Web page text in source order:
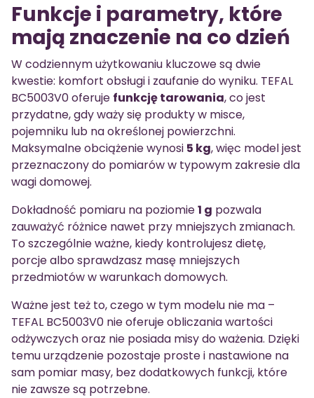
Funkcje i parametry, które
mają znaczenie na co dzień
W codziennym użytkowaniu kluczowe są dwie
kwestie: komfort obsługi i zaufanie do wyniku. TEFAL
BC5003V0 oferuje funkcję tarowania, co jest
przydatne, gdy waży się produkty w misce,
pojemniku lub na określonej powierzchni.
Maksymalne obciążenie wynosi 5 kg, więc model jest
przeznaczony do pomiarów w typowym zakresie dla
wagi domowej.
Dokładność pomiaru na poziomie1 g pozwala
zauważyć różnice nawet przy mniejszych zmianach.
To szczególnie ważne, kiedy kontrolujesz dietę,
porcje albo sprawdzasz masę mniejszych
przedmiotów w warunkach domowych.
Ważne jest też to, czego w tym modelu nie ma –
TEFAL BC5003V0 nie oferuje obliczania wartości
odżywczych oraz nie posiada misy do ważenia. Dzięki
temu urządzenie pozostaje proste i nastawione na
sam pomiar masy, bez dodatkowych funkcji, które
nie zawsze są potrzebne.